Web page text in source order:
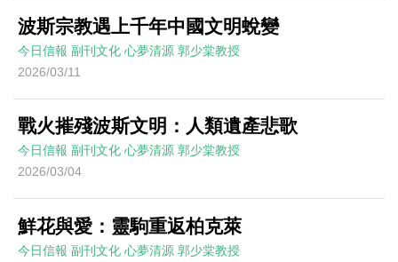
波斯宗教遇上千年中國文明蛻變
今日信報 副刊文化 心夢清源 郭少棠教授
2026/03/11
戰火摧殘波斯文明：人類遺產悲歌
今日信報 副刊文化 心夢清源 郭少棠教授
2026/03/04
鮮花與愛：靈駒重返柏克萊
今日信報 副刊文化 心夢清源 郭少棠教授